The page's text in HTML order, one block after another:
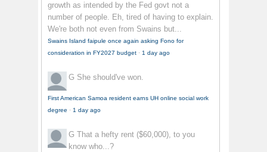
growth as intended by the Fed govt not a
number of people. Eh, tired of having to explain.
We're both not even from Swains but...
Swains Island faipule once again asking Fono for
consideration in FY2027 budget · 1 day ago
G She should've won.
First American Samoa resident earns UH online social work
degree · 1 day ago
G That a hefty rent ($60,000), to you
know who...?